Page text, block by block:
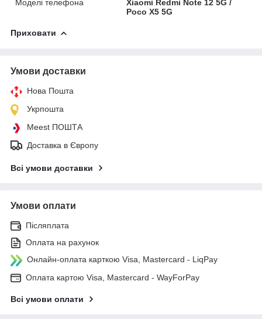
Моделі телефона
Xiaomi Redmi Note 12 5G /
Poco X5 5G
Приховати
Умови доставки
Нова Пошта
Укрпошта
Meest ПОШТА
Доставка в Європу
Всі умови доставки
Умови оплати
Післяплата
Оплата на рахунок
Онлайн-оплата карткою Visa, Mastercard - LiqPay
Оплата картою Visa, Mastercard - WayForPay
Всі умови оплати